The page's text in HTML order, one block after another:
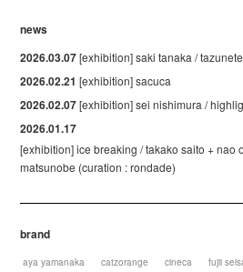
news
2026.03.07[exhibition] saki tanaka / tazunete
2026.02.21 [exhibition] sacuca
2026.02.07[exhibition] sei nishimura /
2026.01.17
[exhibition] ice breaking / takako saito + nao
matsunobe (curation : rondade)
brand
aya yamanaka catzorange cineca fujii